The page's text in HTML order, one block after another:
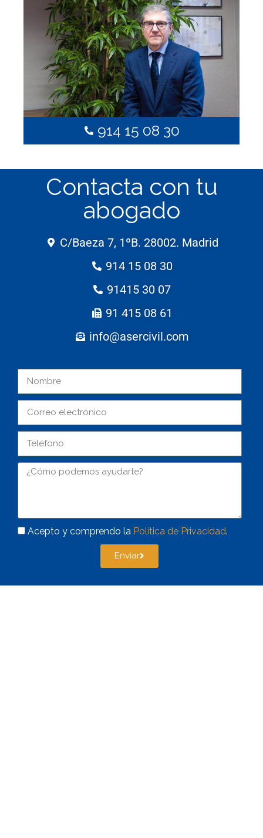
914 15 08 30
Contacta con tu
abogado
C/Baeza 7, 1ºB. 28002. Madrid
914 15 08 30
91415 30 07
91 415 08 61
info@asercivil.com
Acepto y comprendo la Política de Privacidad.
Enviar